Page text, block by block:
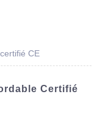
CE
Certifié